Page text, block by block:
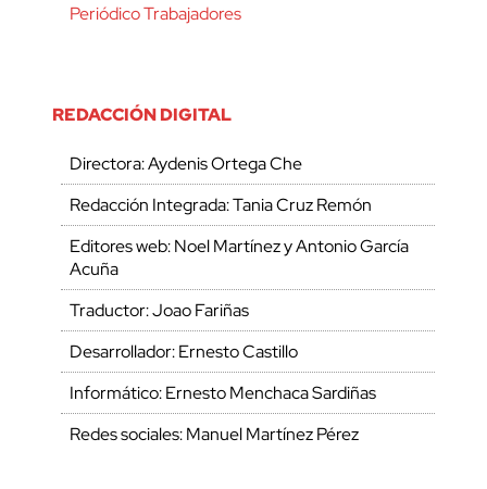
Periódico Trabajadores
REDACCIÓN DIGITAL
Directora: Aydenis Ortega Che
Redacción Integrada: Tania Cruz Remón
Editores web: Noel Martínez y Antonio García
Acuña
Traductor: Joao Fariñas
Desarrollador: Ernesto Castillo
Informático: Ernesto Menchaca Sardiñas
Redes sociales: Manuel Martínez Pérez